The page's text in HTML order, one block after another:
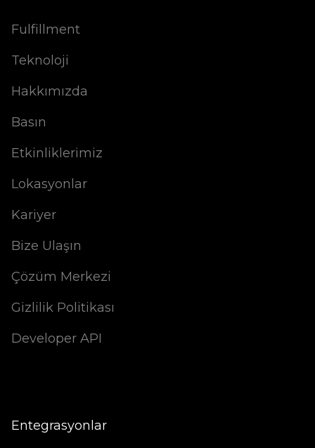
Fulfillment
Teknoloji
Hakkımızda
Basın
Etkinliklerimiz
Lokasyonlar
Kariyer
Bize Ulaşın
Çözüm Merkezi
Gizlilik Politikası
Developer API
Entegrasyonlar